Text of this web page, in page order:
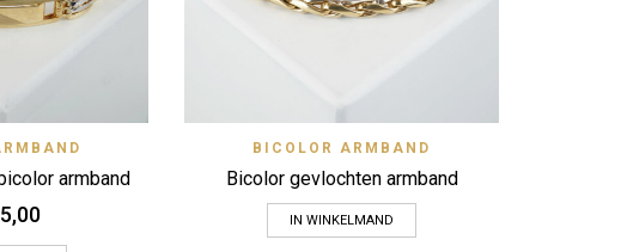
Quick View
armband
Zet op verlanglijstje Quick View
BICOLOR ARMBAND
Bicolor gevlochten armband
IN WINKELMAND